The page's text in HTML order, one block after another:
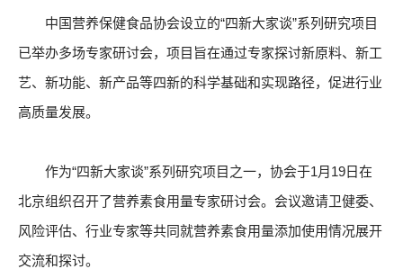
中国营养保健食品协会设立的“四新大家谈”系列研究项目
已举办多场专家研讨会，项目旨在通过专家探讨新原料、新工
艺、新功能、新产品等四新的科学基础和实现路径，促进行业
高质量发展。
作为“四新大家谈”系列研究项目之一，协会于1月19日在
北京组织召开了营养素食用量专家研讨会。会议邀请卫健委、
风险评估、行业专家等共同就营养素食用量添加使用情况展开
交流和探讨。